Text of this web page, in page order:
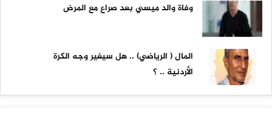
وفاة والد ميسي بعد صراع مع المرض
المال ( الرياضي) .. هل سيغير وجه الكرة
الأردنية .. ؟